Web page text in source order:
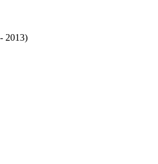
2013)